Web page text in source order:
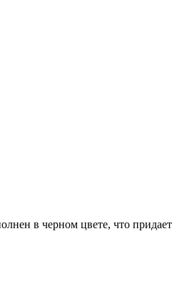
в черном цвете, что